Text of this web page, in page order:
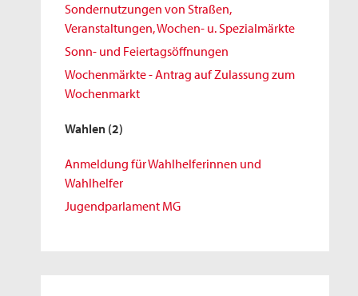
Sondernutzungen von Straßen,
Veranstaltungen, Wochen- u. Spezialmärkte
Sonn- und Feiertagsöffnungen
Wochenmärkte - Antrag auf Zulassung zum
Wochenmarkt
Wahlen (2)
Anmeldung für Wahlhelferinnen und
Wahlhelfer
Jugendparlament MG